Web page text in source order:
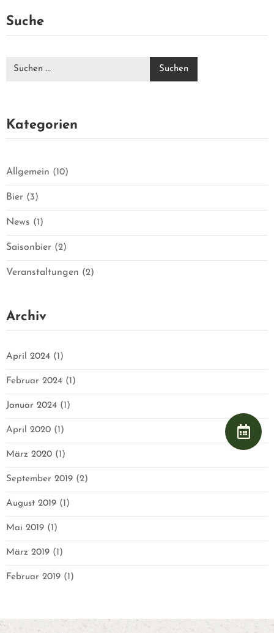
E
R
U
N
S
M
E
R
C
H
Suche
Kategorien
Allgemein (10)
Bier (3)
News (1)
Saisonbier (2)
Veranstaltungen (2)
Archiv
April 2024 (1)
Februar 2024 (1)
Januar 2024 (1)
April 2020 (1)
März 2020 (1)
September 2019 (2)
August 2019 (1)
Mai 2019 (1)
März 2019 (1)
Februar 2019 (1)